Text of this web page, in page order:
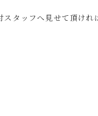
タッフへ見せて頂けれ